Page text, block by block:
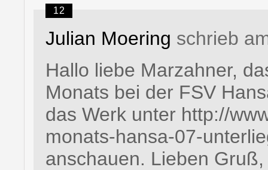
12
Julian Moering schrieb
Hallo liebe Marzahner,
Monats bei der FSV
das Werk unter http://
monats-hansa-07-
anschauen. Lieben